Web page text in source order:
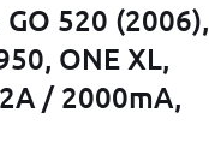
520 (2006),
ONE XL,
/ 2000mA,